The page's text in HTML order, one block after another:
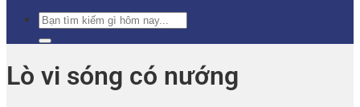
Tìm
kiếm:
Lò vi sóng có nướng